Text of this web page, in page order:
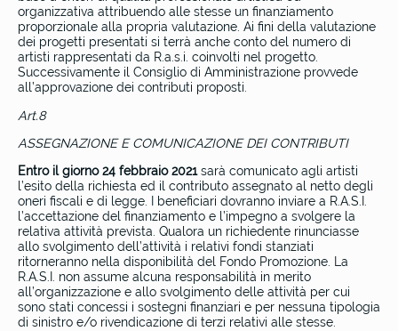
organizzativa attribuendo alle stesse un finanziamento
proporzionale alla propria valutazione. Ai fini della valutazione
dei progetti presentati si terrà anche conto del numero di
artisti rappresentati da R.a.s.i. coinvolti nel progetto.
Successivamente il Consiglio di Amministrazione provvede
all’approvazione dei contributi proposti.
Art.8
ASSEGNAZIONE E COMUNICAZIONE DEI CONTRIBUTI
Entro il giorno 24 febbraio 2021sarà comunicato agli artisti
l’esito della richiesta ed il contributo assegnato al netto degli
oneri fiscali e di legge. I beneficiari dovranno inviare a R.A.S.I.
l’accettazione del finanziamento e l’impegno a svolgere la
relativa attività prevista. Qualora un richiedente rinunciasse
allo svolgimento dell’attività i relativi fondi stanziati
ritorneranno nella disponibilità del Fondo Promozione. La
R.A.S.I. non assume alcuna responsabilità in merito
all’organizzazione e allo svolgimento delle attività per cui
sono stati concessi i sostegni finanziari e per nessuna tipologia
di sinistro e/o rivendicazione di terzi relativi alle stesse.